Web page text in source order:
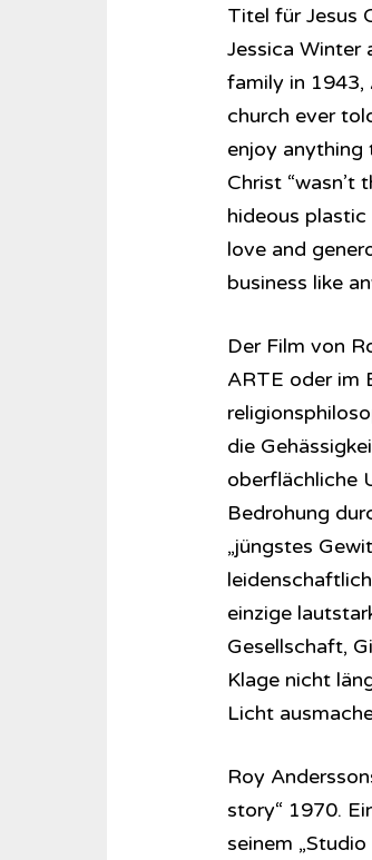
Titel für Jesus
Jessica Winter
family in 1943,
church ever
enjoy anything
Christ “wasn’t
hideous
love and
business like
Der Film von
ARTE oder im
die
oberflächliche
Bedrohung
„jüngstes
einzige
Gesellschaft,
Klage nicht
Licht
Roy
story“ 1970.
seinem